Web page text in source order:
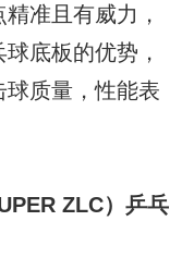
准且有威力，
底板的优势，
质量，性能表
ZLC）乒乓